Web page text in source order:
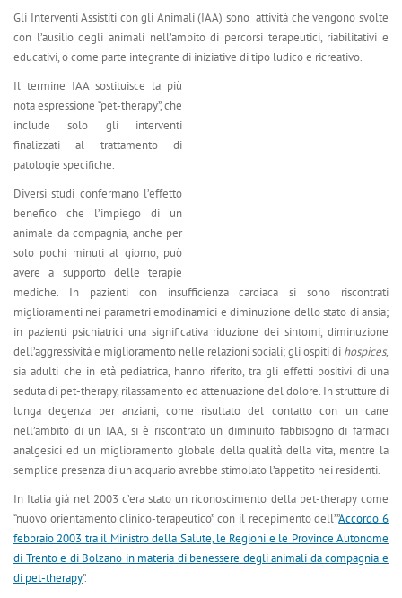
Gli Interventi Assistiti con gli Animali (IAA) sono attività che vengono svolte
con l’ausilio degli animali nell’ambito di percorsi terapeutici, riabilitativi e
educativi, o come parte integrante di iniziative di tipo ludico e ricreativo.
Il termine IAA sostituisce la più
nota espressione “pet-therapy”, che
include solo gli interventi
finalizzati al trattamento di
patologie specifiche.
Diversi studi confermano l’effetto
benefico che l’impiego di un
animale da compagnia, anche per
solo pochi minuti al giorno, può
avere a supporto delle terapie
mediche. In pazienti con insufficienza cardiaca si sono riscontrati
miglioramenti nei parametri emodinamici e diminuzione dello stato di ansia;
in pazienti psichiatrici una significativa riduzione dei sintomi, diminuzione
dell’aggressività e miglioramento nelle relazioni sociali; gli ospiti di hospices,
sia adulti che in età pediatrica, hanno riferito, tra gli effetti positivi di una
seduta di pet-therapy, rilassamento ed attenuazione del dolore. In strutture di
lunga degenza per anziani, come risultato del contatto con un cane
nell’ambito di un IAA, si è riscontrato un diminuito fabbisogno di farmaci
analgesici ed un miglioramento globale della qualità della vita, mentre la
semplice presenza di un acquario avrebbe stimolato l’appetito nei residenti.
In Italia già nel 2003 c’era stato un riconoscimento della pet-therapy come
“nuovo orientamento clinico-terapeutico” con il recepimento dell’”Accordo 6
febbraio 2003 tra il Ministro della Salute, le Regioni e le Province Autonome
di Trento e di Bolzano in materia di benessere degli animali da compagnia e
di pet-therapy”.